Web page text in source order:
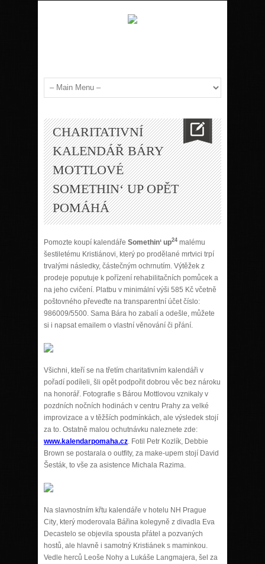
CHARITATIVNÍ
KALENDÁŘ BÁRY
MOTTLOVÉ
SOMETHIN‘ UP OPĚT
POMÁHÁ
Pomozte koupí kalendáře Somethin‘ up24 malému
šestiletému Kristiánovi, který po prodělané mrtvici trpí
trvalými následky, částečným ochrnutím. Výtěžek z
prodeje poputuje k pořízení rehabilitačních pomůcek a
na jeho cvičení. Platbu v minimální výši 585 Kč včetně
poštovného převeďte na transparentní účet číslo:
986009/5500. Sama Bára ho zabalí a odešle, můžete
si i napsat emailem o vlastní věnování či přání.
Všichni, kteří se na třetím charitativním kalendáři v
pořadí podíleli, šli opět podpořit dobrou věc bez nároku
na honorář. Fotografie s Bárou Mottlovou vznikaly v
pozdních nočních hodinách v centru Prahy za velké
improvizace a v těžších podmínkách, ale výsledek stojí
za to. Ostatně malou ochutnávku naleznete zde:
www.kalendarpomaha.cz. Fotil Petr Kozlík, Debbie
Brown se postarala o outfity, za make-upem stojí David
Šesták, to vše za asistence Michala Razima.
Na slavnostním křtu kalendáře v hotelu NH Prague
City, který moderovala Bářina kolegyně z divadla Eva
Decastelo se objevila spousta přátel a pozvaných
hostů, ale hlavně i samotný Kristiánek s maminkou.
Vedle herců Leoše Nohy a Lukáše Langmajera, šel za